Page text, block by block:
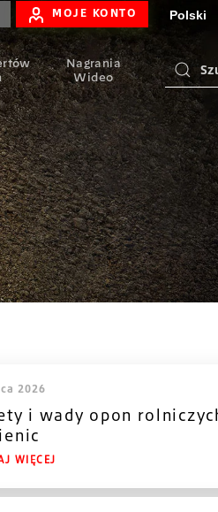
MOJE KONTO
Nagrania
Wideo
2026
i wady opon
WIĘCEJ